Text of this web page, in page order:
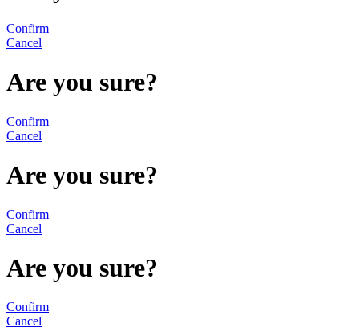
Confirm
Cancel
Are you sure?
Confirm
Cancel
Are you sure?
Confirm
Cancel
Are you sure?
Confirm
Cancel